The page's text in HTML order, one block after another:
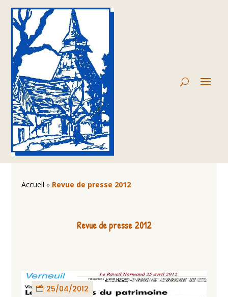
Accueil » Revue de presse 2012
Revue de presse 2012
25/04/2012